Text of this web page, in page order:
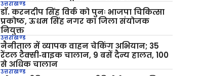
उत्तराखण्ड
डॉ. करनदीप सिंह विर्क को पुनः भाजपा चिकित्सा
प्रकोष्ठ, ऊधम सिंह नगर का जिला संयोजक
नियुक्त
उत्तराखण्ड
नैनीताल में व्यापक वाहन चेकिंग अभियान; 35
रेंटल टैक्सी‑बाइक चालान, 9 बसें दैन्य हालत, 100
से अधिक चालान
उत्तराखण्ड